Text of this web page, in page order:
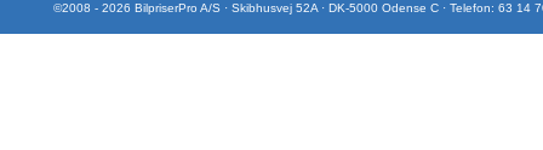
©2008 - 2026 BilpriserPro A/S · Skibhusvej 52A · DK-5000 Odense C · Telefon: 63 14